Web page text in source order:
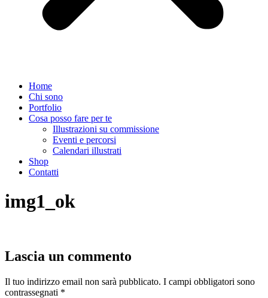
Home
Chi sono
Portfolio
Cosa posso fare per te
Illustrazioni su commissione
Eventi e percorsi
Calendari illustrati
Shop
Contatti
img1_ok
Lascia un commento
Il tuo indirizzo email non sarà pubblicato. I campi obbligatori sono
contrassegnati *